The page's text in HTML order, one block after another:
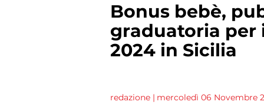
Bonus bebè,
graduatoria per
2024 in Sicilia
redazione | mercoledì 06 Novembre